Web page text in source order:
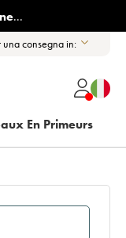
...
una consegna in:
En Primeurs